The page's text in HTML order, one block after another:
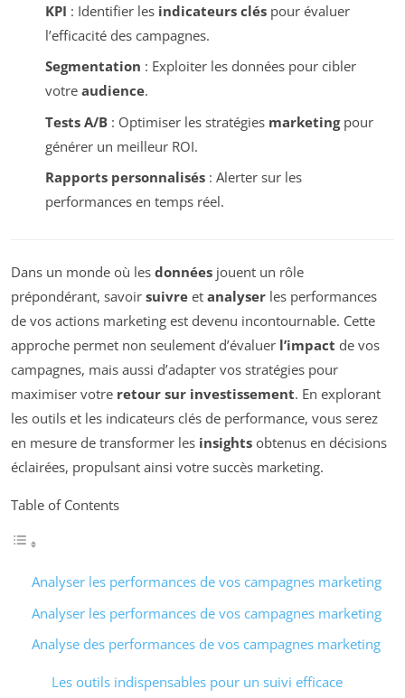
KPI : Identifier les indicateurs cléspour évaluer
l’efficacité des campagnes.
Segmentation : Exploiter les données pour cibler
votre audience.
Tests A/B: Optimiser les stratégies marketingpour
générer un meilleur ROI.
Rapports personnalisés: Alerter sur les
performances en temps réel.
Dans un monde où les données jouent un rôle
prépondérant, savoir suivre et analyser les performances
de vos actions marketing est devenu incontournable. Cette
approche permet non seulement d’évaluer l’impact de vos
campagnes, mais aussi d’adapter vos stratégies pour
maximiser votre retour sur investissement. En explorant
les outils et les indicateurs clés de performance, vous serez
en mesure de transformer les insights obtenus en décisions
éclairées, propulsant ainsi votre succès marketing.
Table of Contents
Analyser les performances de vos campagnes marketing
Analyser les performances de vos campagnes marketing
Analyse des performances de vos campagnes marketing
Les outils indispensables pour un suivi efficace